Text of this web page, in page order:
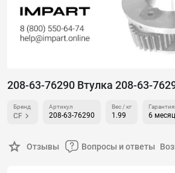
208-63-76290 Втулка 208-63-
Бренд
CF
Артикул
208-63-76290
Вес / кг
1.99
Гарантия
6
Отзывы Вопросы и ответы